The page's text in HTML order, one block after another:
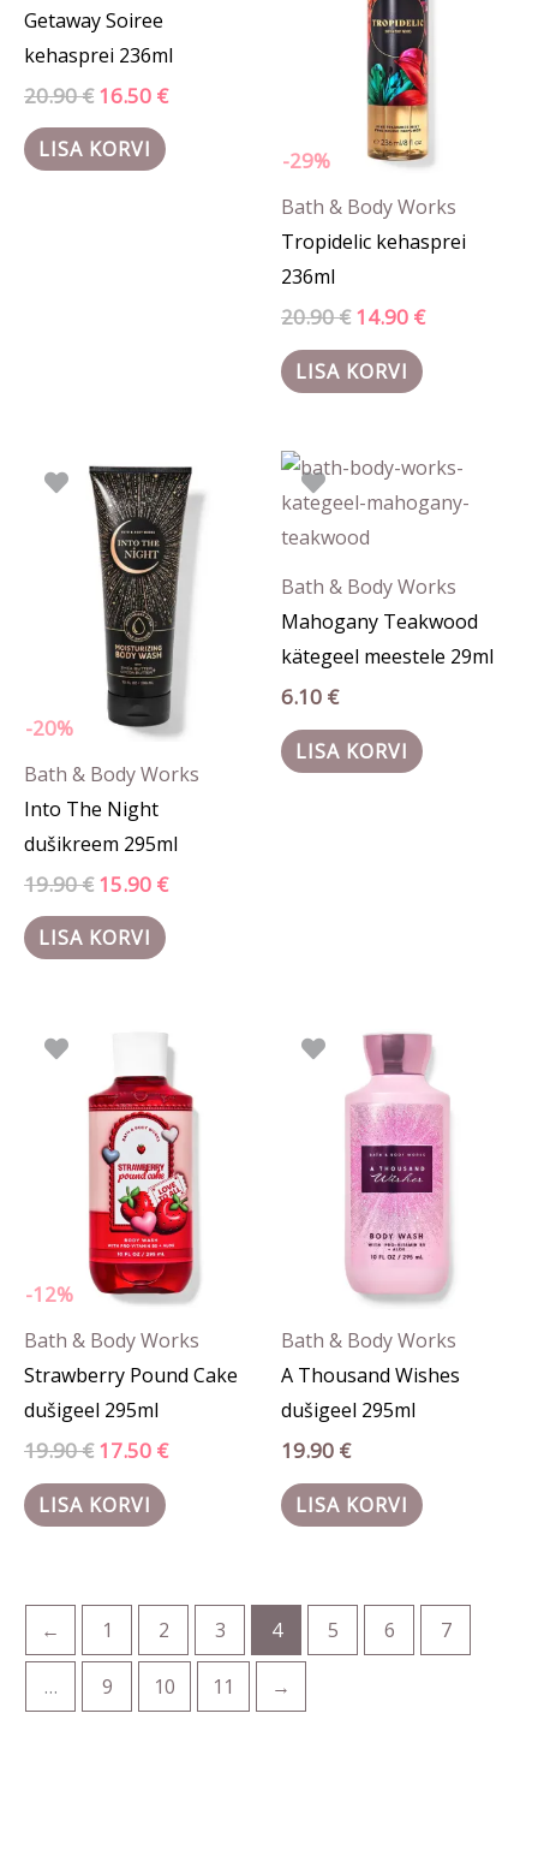
Getaway Soiree
kehasprei 236ml
20.90€ 16.50 €
LISA KORVI -29%
Bath & Body Works
Tropidelic kehasprei
236ml
20.90€ 14.90 €
LISA KORVI
-20%
Bath & Body Works
Into The Night
dušikreem 295ml
19.90€
hind
oli:
19.90 €.
15.90 €
hind
on:
15.90 €.
LISA KORVI
Bath & Body Works
Mahogany Teakwood
kätegeel meestele 29ml
6.10 €
LISA KORVI
-12%
Bath & Body Works
Strawberry Pound Cake
dušigeel 295ml
19.90€
19.90 €.
17.50 €
hind
17.50 €.
LISA KORVI
Bath & Body Works
A Thousand Wishes
dušigeel 295ml
19.90 €
LISA KORVI
← 1 2 3 4 5 6 7
… 9 10 11 →